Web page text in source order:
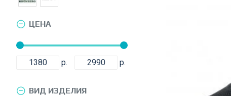
ЦЕНА
р. р.
ВИД ИЗДЕЛИЯ